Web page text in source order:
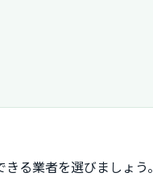
きる業者を選びましょう。